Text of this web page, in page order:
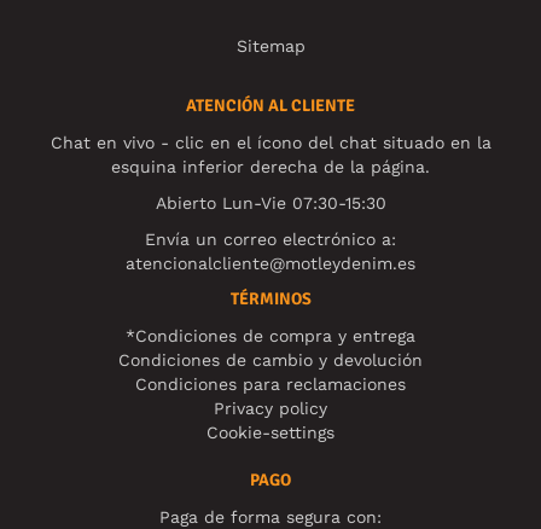
Sitemap
ATENCIÓN AL CLIENTE
Chat en vivo - clic en el ícono del chat situado en la
esquina inferior derecha de la página.
Abierto Lun-Vie 07:30-15:30
Envía un correo electrónico a:
atencionalcliente@motleydenim.es
TÉRMINOS
*Condiciones de compra y entrega
Condiciones de cambio y devolución
Condiciones para reclamaciones
Privacy policy
Cookie-settings
PAGO
Paga de forma segura con: